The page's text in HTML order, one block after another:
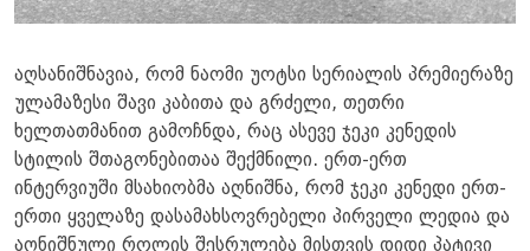
აღსანიშნავია, რომ ნაომი უოტსი სერიალის პრემიერაზე
ულამაზესი შავი კაბითა და გრძელი, თეთრი
ხელთათმანით გამოჩნდა, რაც ასევე ჯეკი კენედის
სტილის შთაგონებითაა შექმნილი. ერთ-ერთ
ინტერვიუში მსახიობმა აღნიშნა, რომ ჯეკი კენედი ერთ-
ერთი ყველაზე დასამახსოვრებელი პირველი ლედია და
აღნიშნული როლის შესრულება მისთვის დიდი პატივი